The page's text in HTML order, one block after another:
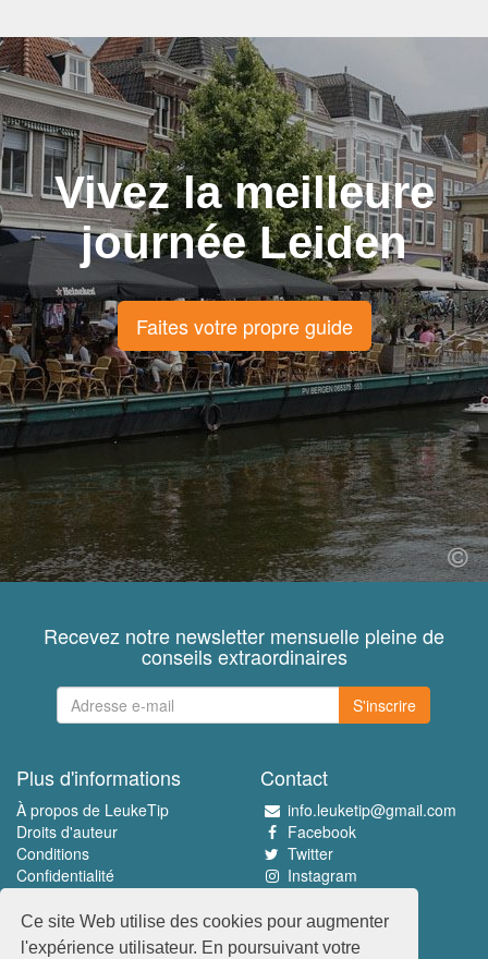
Ce site Web utilise des cookies pour augmenter
l'expérience utilisateur. En poursuivant votre
Vivez la meilleure
journée Leiden
Faites votre propre guide
Recevez notre newsletter mensuelle pleine de
conseils extraordinaires
S'inscrire
Plus d'informations
À propos de LeukeTip
Droits d'auteur
Conditions
Confidentialité
Contact
info.leuketip@gmail.com
Facebook
Twitter
Instagram
Découvrez le meilleur